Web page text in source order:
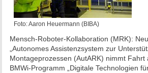
Foto: Aaron Heuermann (BIBA)
Mensch-Roboter-Kollaboration (MRK):
„Autonomes Assistenzsystem zur
Montageprozessen (AutARK) nimmt Fahrt
BMWi-Programm „Digitale Technologien